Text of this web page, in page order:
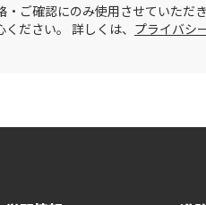
ご確認にのみ使用させていただ
ださい。 詳しくは、 プライバシ